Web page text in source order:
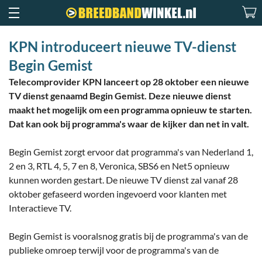
KPN introduceert nieuwe TV-dienst
Begin Gemist
Telecomprovider KPN lanceert op 28 oktober een nieuwe
TV dienst genaamd Begin Gemist. Deze nieuwe dienst
maakt het mogelijk om een programma opnieuw te starten.
Dat kan ook bij programma's waar de kijker dan net in valt.
Begin Gemist zorgt ervoor dat programma's van Nederland 1,
2 en 3, RTL 4, 5, 7 en 8, Veronica, SBS6 en Net5 opnieuw
kunnen worden gestart. De nieuwe TV dienst zal vanaf 28
oktober gefaseerd worden ingevoerd voor klanten met
Interactieve TV.
Begin Gemist is vooralsnog gratis bij de programma's van de
publieke omroep terwijl voor de programma's van de